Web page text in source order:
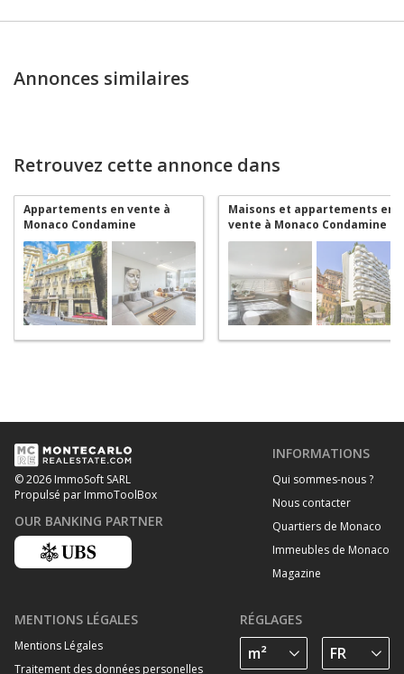
Annonces similaires
Retrouvez cette annonce dans
Appartements en vente à
Monaco Condamine
Maisons et appartements en
vente à Monaco Condamine
© 2026 ImmoSoft SARL
Propulsé par ImmoToolBox
OUR BANKING PARTNER
INFORMATIONS
Qui sommes-nous ?
Nous contacter
Quartiers de Monaco
Immeubles de Monaco
Magazine
MENTIONS LÉGALES
Mentions Légales
Traitement des données personelles
RÉGLAGES